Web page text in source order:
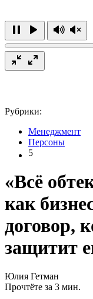
Рубрики:
Менеджмент
Персоны
5
«Всё
как
договор,
защитит
Юлия Гетман
Прочтёте за 3 мин.